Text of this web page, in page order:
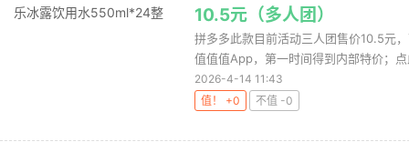
10.5元（多人团）
拼多多此款目前活动三人团售价10.5元
值值值App，第一时间得到内部特价；
2026-4-14 11:43
值！ +0
不值 -0